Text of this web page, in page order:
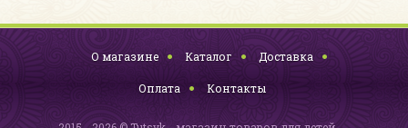
О магазине Каталог Доставка
Оплата Контакты